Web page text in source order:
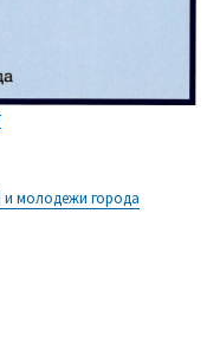
и молодежи города